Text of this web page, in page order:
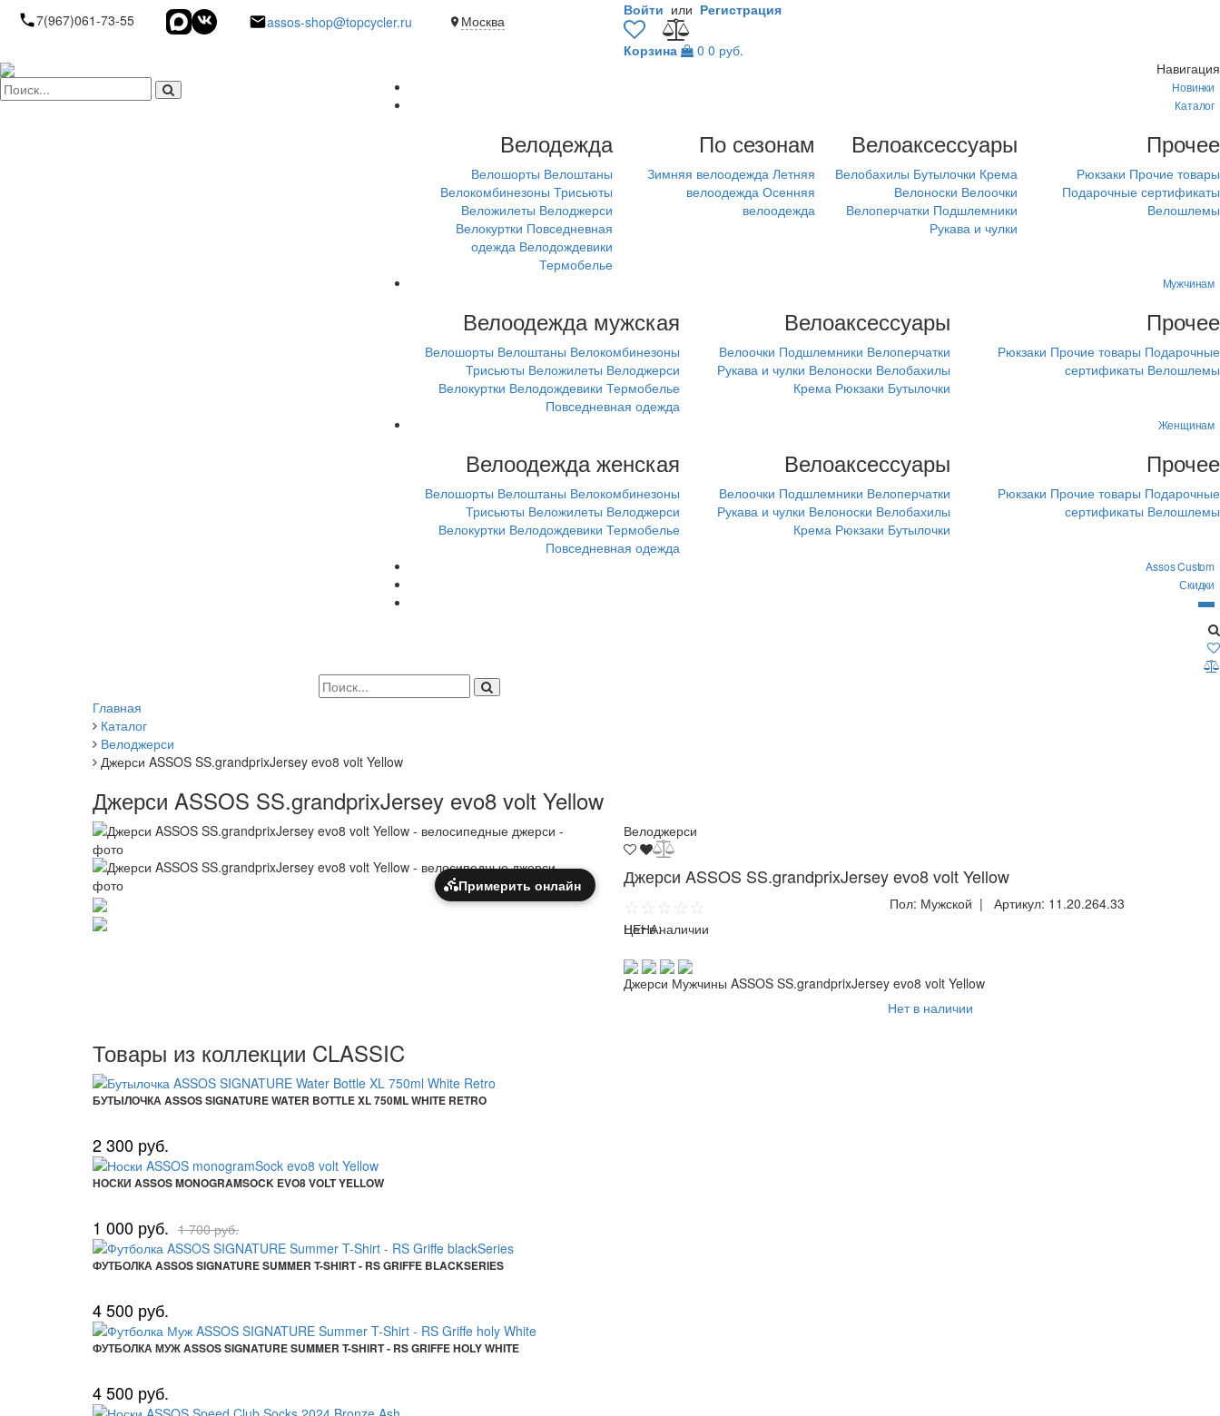
7(967)061-73-55 assos-shop@topcycler.ru Москва
Войти или Регистрация
Корзина 0 0 руб.
Навигация
Новинки
Каталог
Велодежда
Велошорты Велоштаны
Велокомбинезоны Трисьюты
Веложилеты Велоджерси
Велокуртки Повседневная
одежда Велодождевики
Термобелье
По сезонам
Зимняя велоодежда Летняя
велоодежда Осенняя
велоодежда
Велоаксессуары
Велобахилы Бутылочки Крема
Велоноски Велоочки
Велоперчатки Подшлемники
Рукава и чулки
Прочее
Рюкзаки Прочие товары
Подарочные сертификаты
Велошлемы
Мужчинам
Велоодежда мужская
Велошорты Велоштаны Велокомбинезоны
Трисьюты Веложилеты Велоджерси
Велокуртки Велодождевики Термобелье
Повседневная одежда
Велоаксессуары
Велоочки Подшлемники Велоперчатки
Рукава и чулки Велоноски Велобахилы
Крема Рюкзаки Бутылочки
Прочее
Рюкзаки Прочие товары Подарочные
сертификаты Велошлемы
Женщинам
Велоодежда женская
Велошорты Велоштаны Велокомбинезоны
Трисьюты Веложилеты Велоджерси
Велокуртки Велодождевики Термобелье
Повседневная одежда
Велоаксессуары
Велоочки Подшлемники Велоперчатки
Рукава и чулки Велоноски Велобахилы
Крема Рюкзаки Бутылочки
Прочее
Рюкзаки Прочие товары Подарочные
сертификаты Велошлемы
Assos Custom
Скидки
Главная
Каталог
Велоджерси
Джерси ASSOS SS.grandprixJersey evo8 volt Yellow
Джерси ASSOS SS.grandprixJersey evo8 volt Yellow
Примерить онлайн
Велоджерси
Джерси ASSOS SS.grandprixJersey evo8 volt Yellow
☆☆☆☆☆ Пол: Мужской | Артикул: 11.20.264.33
ЦЕНА:
Нет в наличии
Джерси Мужчины ASSOS SS.grandprixJersey evo8 volt Yellow
Нет в наличии
Товары из коллекции CLASSIC
БУТЫЛОЧКА ASSOS SIGNATURE WATER BOTTLE XL 750ML WHITE RETRO
2 300 руб.
НОСКИ ASSOS MONOGRAMSOCK EVO8 VOLT YELLOW
1 000 руб. 1 700 руб.
ФУТБОЛКА ASSOS SIGNATURE SUMMER T-SHIRT - RS GRIFFE BLACKSERIES
4 500 руб.
ФУТБОЛКА МУЖ ASSOS SIGNATURE SUMMER T-SHIRT - RS GRIFFE HOLY WHITE
4 500 руб.